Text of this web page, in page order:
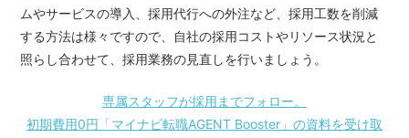
ムやサービスの導入、採用代行への外注など、採用工数を削減
する方法は様々ですので、自社の採用コストやリソース状況と
照らし合わせて、採用業務の見直しを行いましょう。
専属スタッフが採用までフォロー。
初期費用0円「マイナビ転職AGENT Booster」の資料を受け取